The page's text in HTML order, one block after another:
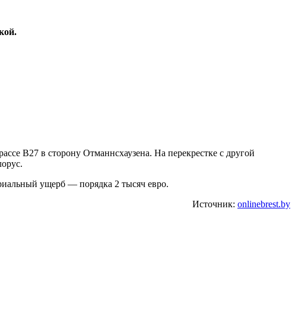
B27 в сторону Отманнсхаузена. На перекрестке с другой
ущерб — порядка 2 тысяч евро.
Источник: onlinebrest.by